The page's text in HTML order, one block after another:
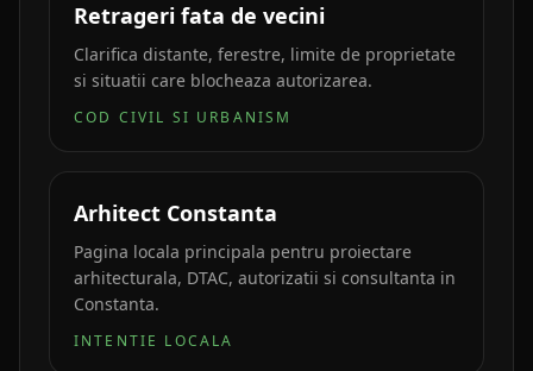
Retrageri fata de vecini
Clarifica distante, ferestre, limite de proprietate
si situatii care blocheaza autorizarea.
COD CIVIL SI URBANISM
Arhitect Constanta
Pagina locala principala pentru proiectare
arhitecturala, DTAC, autorizatii si consultanta in
Constanta.
INTENTIE LOCALA